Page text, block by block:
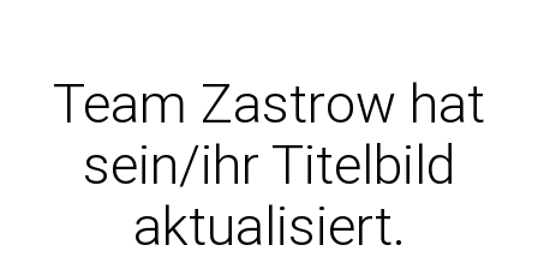
Team Zastrow hat
sein/ihr Titelbild
aktualisiert.